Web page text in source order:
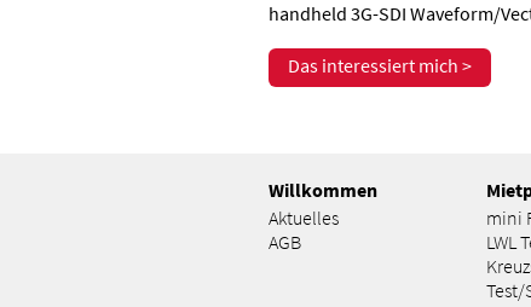
handheld 3G-SDI Waveform/
Das interessiert mich >
Willkommen
Aktuelles
AGB
mini
LWL
Test/